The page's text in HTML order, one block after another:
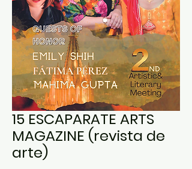
15 ESCAPARATE ARTS
MAGAZINE (revista de
arte)